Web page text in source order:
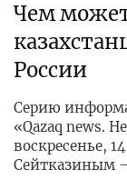
Чем
России
Серию
«Qazaq news.
воскресенье,
Сейтказиным